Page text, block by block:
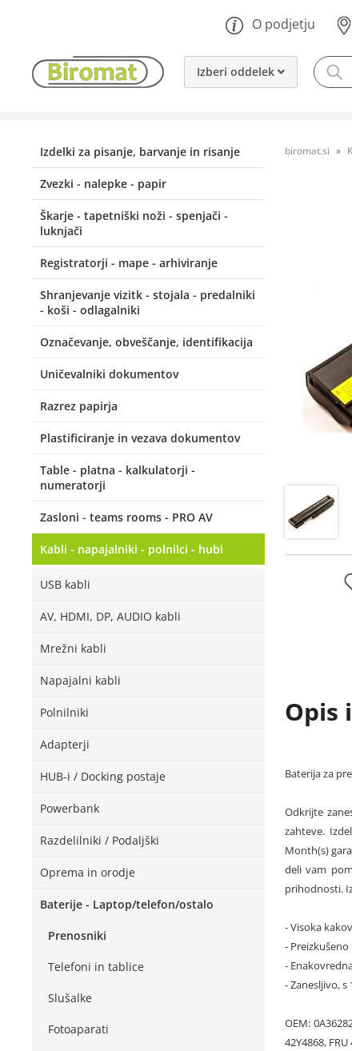
O podjetju
Izberi oddelek
Izdelki za pisanje, barvanje in risanje
Zvezki - nalepke - papir
Škarje - tapetniški noži - spenjači -
luknjači
Registratorji - mape - arhiviranje
Shranjevanje vizitk - stojala - predalniki
- koši - odlagalniki
Označevanje, obveščanje, identifikacija
Uničevalniki dokumentov
Razrez papirja
Plastificiranje in vezava dokumentov
Table - platna - kalkulatorji -
numeratorji
Zasloni - teams rooms - PRO AV
Kabli - napajalniki - polnilci - hubi
USB kabli
AV, HDMI, DP, AUDIO kabli
Mrežni kabli
Napajalni kabli
Polnilniki
Adapterji
HUB-i / Docking postaje
Powerbank
Razdelilniki / Podaljški
Oprema in orodje
Baterije - Laptop/telefon/ostalo
Prenosniki
Telefoni in tablice
Slušalke
Fotoaparati
biromat.si
Opis
Baterija za
Odkrijte
zahteve.
Month(s)
deli vam
prihodnosti.
- Visoka
-
-
- Zanesljivo,
OEM:
42Y4868,